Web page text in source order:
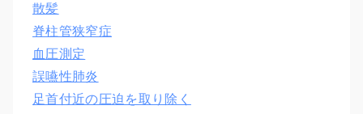
散髪
脊柱管狭窄症
血圧測定
誤嚥性肺炎
足首付近の圧迫を取り除く